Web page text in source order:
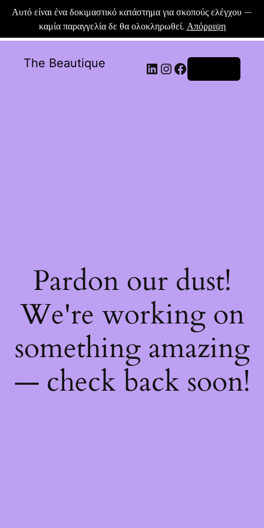
Αυτό είναι ένα δοκιμαστικό κατάστημα για σκοπούς ελέγχου —
καμία παραγγελία δε θα ολοκληρωθεί. Απόρριψη
The Beautique
Pardon our dust!
We're working on
something amazing
— check back soon!